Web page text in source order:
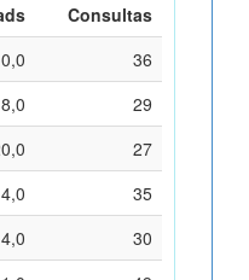
Consultas
36
8,0
29
27
35
30